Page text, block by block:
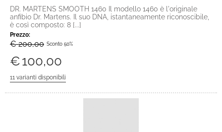
DR. MARTENS SMOOTH 1460 Il modello 1460 è l'originale
anfibio Dr. Martens. Il suo DNA, istantaneamente riconoscibile,
è così composto: 8 [...]
Prezzo:
€ 200,00 Sconto 50%
€100,00